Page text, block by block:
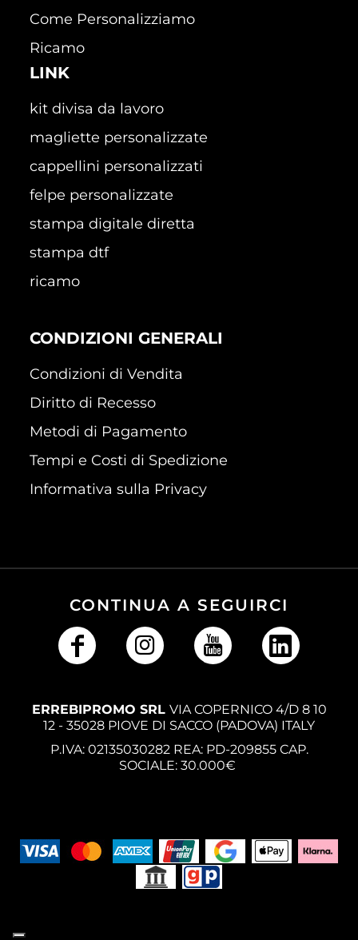
Come Personalizziamo
Ricamo
LINK
kit divisa da lavoro
magliette personalizzate
cappellini personalizzati
felpe personalizzate
stampa digitale diretta
stampa dtf
ricamo
CONDIZIONI GENERALI
Condizioni di Vendita
Diritto di Recesso
Metodi di Pagamento
Tempi e Costi di Spedizione
Informativa sulla Privacy
CONTINUA A SEGUIRCI
ERREBIPROMO SRL VIA COPERNICO 4/D 8 10
12 - 35028 PIOVE DI SACCO (PADOVA) ITALY
P.IVA: 02135030282 REA: PD-209855 CAP.
SOCIALE: 30.000€